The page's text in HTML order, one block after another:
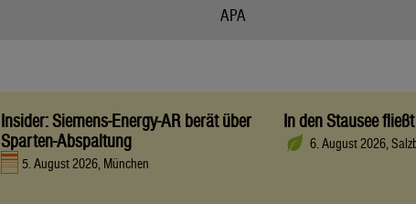
APA
Insider: Siemens-Energy-AR berät über
Sparten-Abspaltung
5. August 2026, München
In den Stausee
6. August 2026,